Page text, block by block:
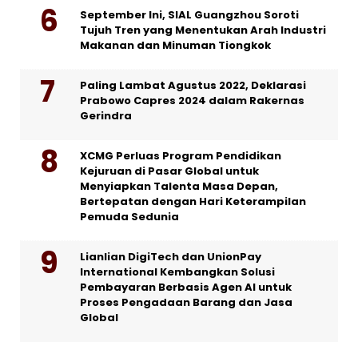
September Ini, SIAL Guangzhou Soroti
Tujuh Tren yang Menentukan Arah Industri
Makanan dan Minuman Tiongkok
Paling Lambat Agustus 2022, Deklarasi
Prabowo Capres 2024 dalam Rakernas
Gerindra
XCMG Perluas Program Pendidikan
Kejuruan di Pasar Global untuk
Menyiapkan Talenta Masa Depan,
Bertepatan dengan Hari Keterampilan
Pemuda Sedunia
Lianlian DigiTech dan UnionPay
International Kembangkan Solusi
Pembayaran Berbasis Agen AI untuk
Proses Pengadaan Barang dan Jasa
Global